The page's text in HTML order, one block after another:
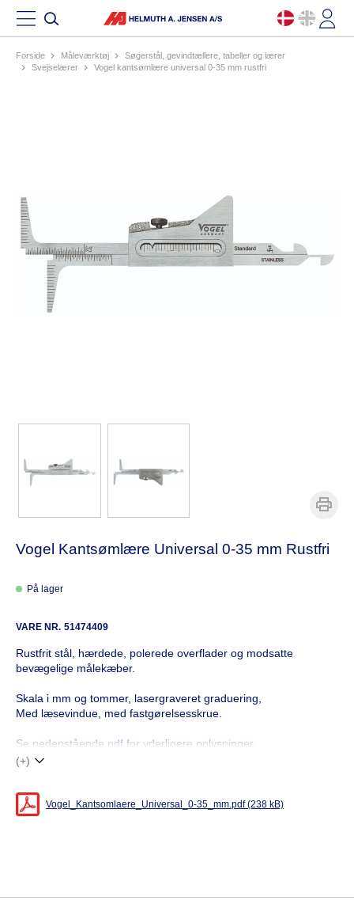
Forside måleværktøj
søgerstål, gevindtællere, tabeller og lærer
svejselærer
vogel kantsømlære universal 0-35 mm rustfri
Vogel Kantsømlære Universal 0-35 mm Rustfri
På lager
VARE NR. 51474409
Rustfrit stål, hærdede, polerede overflader og modsatte
bevægelige målekæber.
Skala i mm og tommer, lasergraveret graduering,
Med læsevindue, med fastgørelsesskrue.
Se nedenstående pdf for yderligere oplysninger.
(+)
Vogel_Kantsomlaere_Universal_0-35_mm.pdf (238 kB)